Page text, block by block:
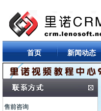
首页 新闻动态
售前咨询